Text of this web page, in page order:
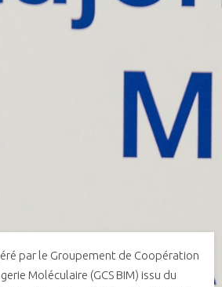
par le Groupement de Coopération
Moléculaire (GCS BIM) issu du